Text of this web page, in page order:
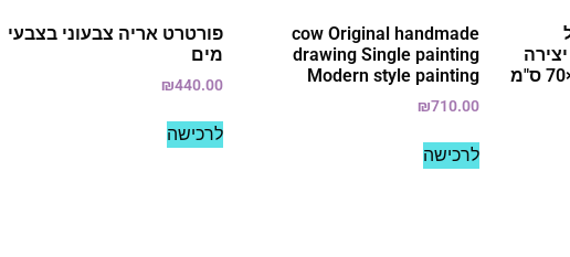
cow Original handmade
drawing Single painting
Modern style painting
₪710.00
לרכישה
פורטרט אריה צבעוני בצבעי
מים
₪440.00
לרכישה